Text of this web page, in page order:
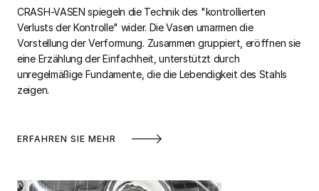
CRASH-VASEN spiegeln die Technik des "kontrollierten
Verlusts der Kontrolle" wider. Die Vasen umarmen die
Vorstellung der Verformung. Zusammen gruppiert, eröffnen sie
eine Erzählung der Einfachheit, unterstützt durch
unregelmäßige Fundamente, die die Lebendigkeit des Stahls
zeigen.
ERFAHREN SIE MEHR